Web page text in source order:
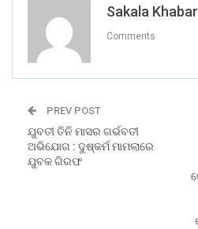
Sakala Khabar
Comments
PREV POST
ଯୁବତୀ ତିନି ମାସର ଗର୍ଭବତୀ
ଅଭିଯୋଗ : ଦୁଷ୍କର୍ମ ମାମଲାରେ
ଯୁବକ ଗିରଫ